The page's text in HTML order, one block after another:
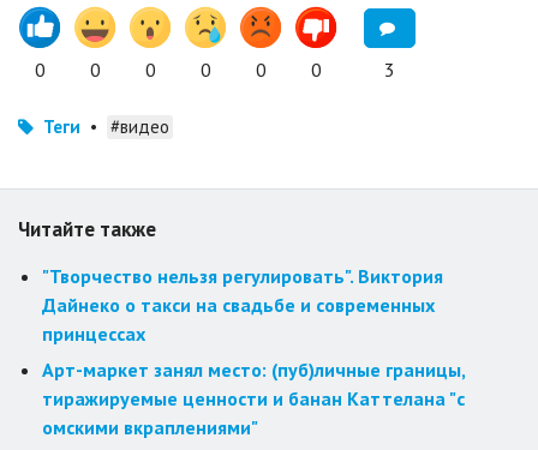
0 0 0 0 0 0 3
Теги • #видео
Читайте также
"Творчество нельзя регулировать". Виктория
Дайнеко о такси на свадьбе и современных
принцессах
Арт-маркет занял место: (пуб)личные границы,
тиражируемые ценности и банан Каттелана "с
омскими вкраплениями"